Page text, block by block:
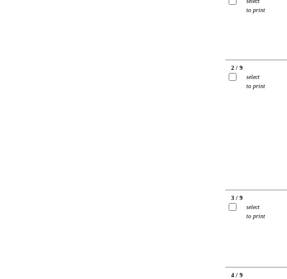
to print
2 / 9
select
to print
3 / 9
select
to print
4 / 9